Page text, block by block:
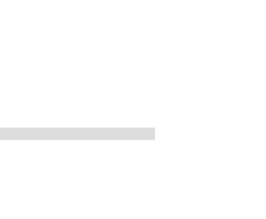
d'ostéophyte et de butoir osseux.
et/ou contention par appareillage rigide externe.
de l'articulation [arthrorise] par matériel